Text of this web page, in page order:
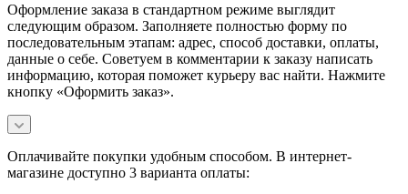
Оформление заказа в стандартном режиме выглядит
следующим образом. Заполняете полностью форму по
последовательным этапам: адрес, способ доставки, оплаты,
данные о себе. Советуем в комментарии к заказу написать
информацию, которая поможет курьеру вас найти. Нажмите
кнопку «Оформить заказ».
Оплачивайте покупки удобным способом. В интернет-
магазине доступно 3 варианта оплаты: